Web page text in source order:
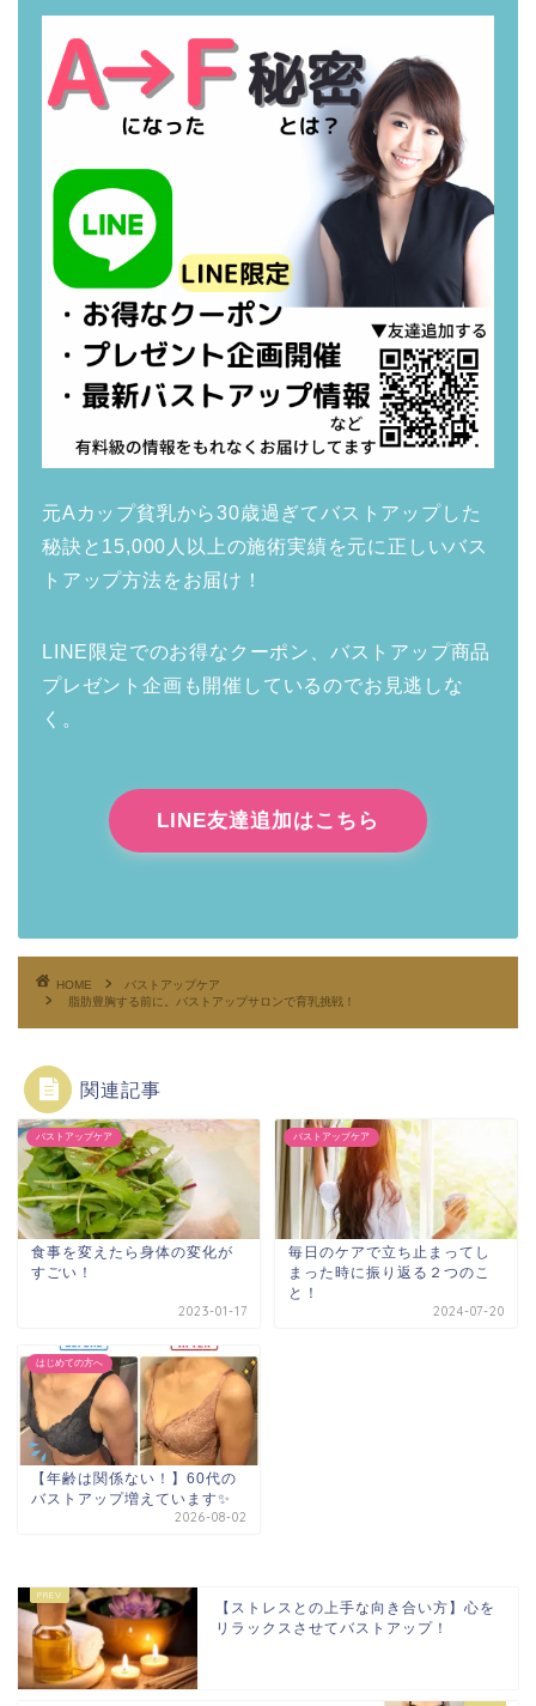
元Aカップ貧乳から30歳過ぎてバストアップした
秘訣と15,000人以上の施術実績を元に正しいバス
トアップ方法をお届け！
LINE限定でのお得なクーポン、バストアップ商品
プレゼント企画も開催しているのでお見逃しな
く。
LINE友達追加はこちら
HOME
バストアップケア
脂肪豊胸する前に。バストアップサロンで育乳挑戦！
関連記事
バストアップケア
食事を変えたら身体の変化が
すごい！
2023-01-17
バストアップケア
毎日のケアで立ち止まってし
まった時に振り返る２つのこ
と！
2024-07-20
はじめての方へ
【年齢は関係ない！】60代の
バストアップ増えています✨
2026-08-02
【ストレスとの上手な向き合い方】心を
リラックスさせてバストアップ！